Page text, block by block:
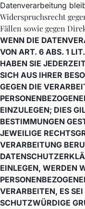
Datenverarbeitung
Widerspruchsrecht
Fällen sowie gegen
WENN DIE
VON ART. 6 ABS. 1
HABEN SIE
SICH AUS IHRER
GEGEN DIE
EINZULEGEN; DIES
BESTIMMUNGEN
JEWEILIGE
VERARBEITUNG
EINLEGEN, WERDEN
VERARBEITEN, ES
SCHUTZWÜRDIGE